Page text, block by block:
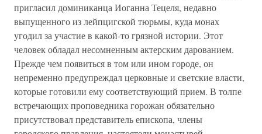
пригласил доминиканца Иоганна Тецеля, недавно
выпущенного из лейпцигской тюрьмы, куда монах
угодил за участие в какой-то грязной истории. Этот
человек обладал несомненным актерским дарованием.
Прежде чем появиться в том или ином городе, он
непременно предупреждал церковные и светские власти,
которые готовили ему соответствующий прием. В толпе
встречающих проповедника горожан обязательно
присутствовал представитель епископа, члены